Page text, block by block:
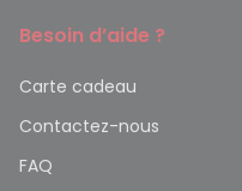
Besoin d’aide ?
Carte cadeau
Contactez-nous
FAQ